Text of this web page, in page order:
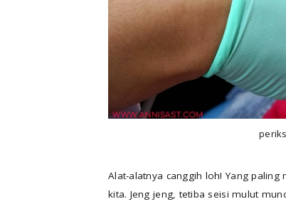
Alat-alatnya canggih loh! Yang
kita. Jeng jeng, tetiba seisi mulut